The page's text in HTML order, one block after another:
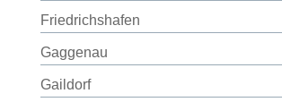
Friedrichshafen
Gaggenau
Gaildorf